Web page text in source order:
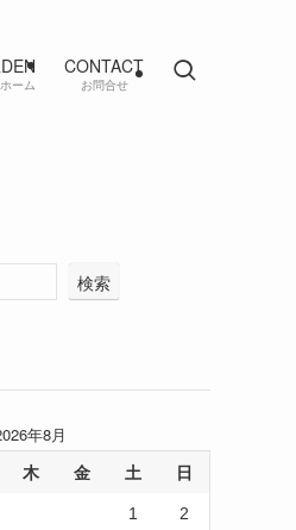
ーム
CONTACT
お問合せ
検索
年8月
木 金 土 日
1 2